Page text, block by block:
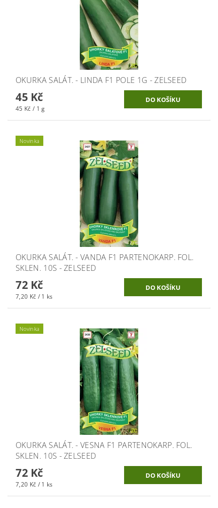
OKURKA SALÁT. - LINDA F1 POLE 1G - ZELSEED
45 Kč
45 Kč / 1 g
Novinka
OKURKA SALÁT. - VANDA F1 PARTENOKARP. FOL.
SKLEN. 10S - ZELSEED
72 Kč
7,20 Kč / 1 ks
Novinka
OKURKA SALÁT. - VESNA F1 PARTENOKARP. FOL.
SKLEN. 10S - ZELSEED
72 Kč
7,20 Kč / 1 ks